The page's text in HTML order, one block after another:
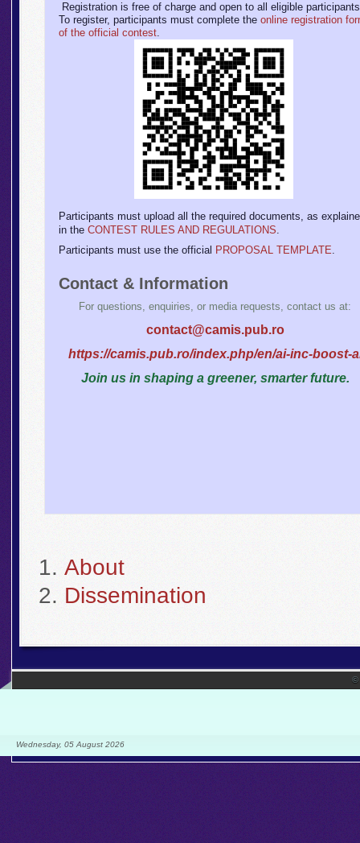
Registration is free of charge and open to all eligible
To register, participants must complete theonline registration
of the official contest.
Participants must upload all the required documents, as
in theCONTEST RULES AND REGULATIONS.
Participants must use the official PROPOSAL TEMPLATE.
Contact & Information
For questions, enquiries, or media requests, contact us at:
contact@camis.pub.ro
https://camis.pub.ro/index.php/en/ai-inc-boost-
Join us in shaping a greener, smarter future.
About
Dissemination
©
Wednesday, 05 August 2026